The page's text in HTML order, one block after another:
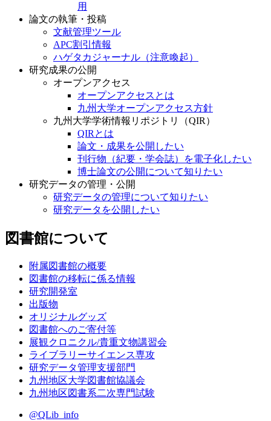
用
論文の執筆・投稿
文献管理ツール
APC割引情報
ハゲタカジャーナル（注意喚起）
研究成果の公開
オープンアクセス
オープンアクセスとは
九州大学オープンアクセス方針
九州大学学術情報リポジトリ（QIR）
QIRとは
論文・成果を公開したい
刊行物（紀要・学会誌）を電子化したい
博士論文の公開について知りたい
研究データの管理・公開
研究データの管理について知りたい
研究データを公開したい
図書館について
附属図書館の概要
図書館の移転に係る情報
研究開発室
出版物
オリジナルグッズ
図書館へのご寄付等
展観クロニクル/貴重文物講習会
ライブラリーサイエンス専攻
研究データ管理支援部門
九州地区大学図書館協議会
九州地区図書系二次専門試験
@QLib_info